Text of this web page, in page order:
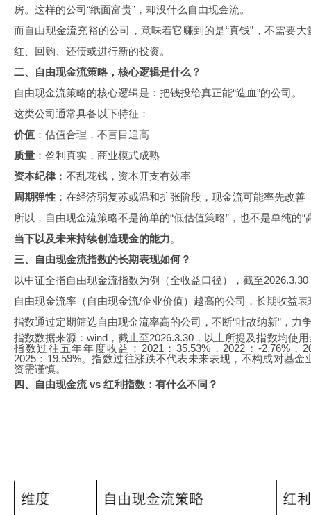
房。这样的公司“纸面富贵”，却没什么自由现金流。
而自由现金流充裕的公司，意味着它赚到的是“真钱”，不需要
红、回购、还债或进行新的投资。
二、自由现金流策略，核心逻辑是什么？
自由现金流策略的核心逻辑是：把钱投给真正能“造血”的公司。
这类公司通常具备以下特征：
价值 ：估值合理，不盲目追高
质量 ：盈利真实，商业模式成熟
资本纪律 ：不乱花钱，资本开支有效率
周期弹性 ：在经济弱复苏或温和扩张阶段，现金流可能率先改善
所以，自由现金流策略不是简单的“低估值策略”，也不是单纯的
当下以及未来持续创造现金的能力。
三、自由现金流指数的长期表现如何？
以中证全指自由现金流指数为例（全收益口径），截至
自由现金流率（自由现金流/企业价值）越高的公司，长期收益
指数通过定期筛选自由现金流率高的公司，不断“吐故纳新”，力
指数数据来源：wind，截止至2026.3.30，以上所提及指数均使
指数过往五年年度收益：2021：35.53%，2022：-2.76%，
2025：19.59%。指数过往涨跌不代表未来表现，不构成对基
资需谨慎。
四、自由现金流 vs 红利指数：有什么不同？